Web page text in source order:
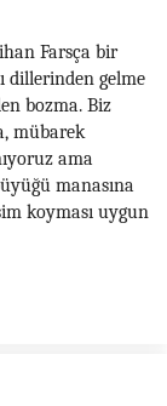
Farsça bir
dillerinden gelme
bozma. Biz
mübarek
ama
manasına
koyması uygun